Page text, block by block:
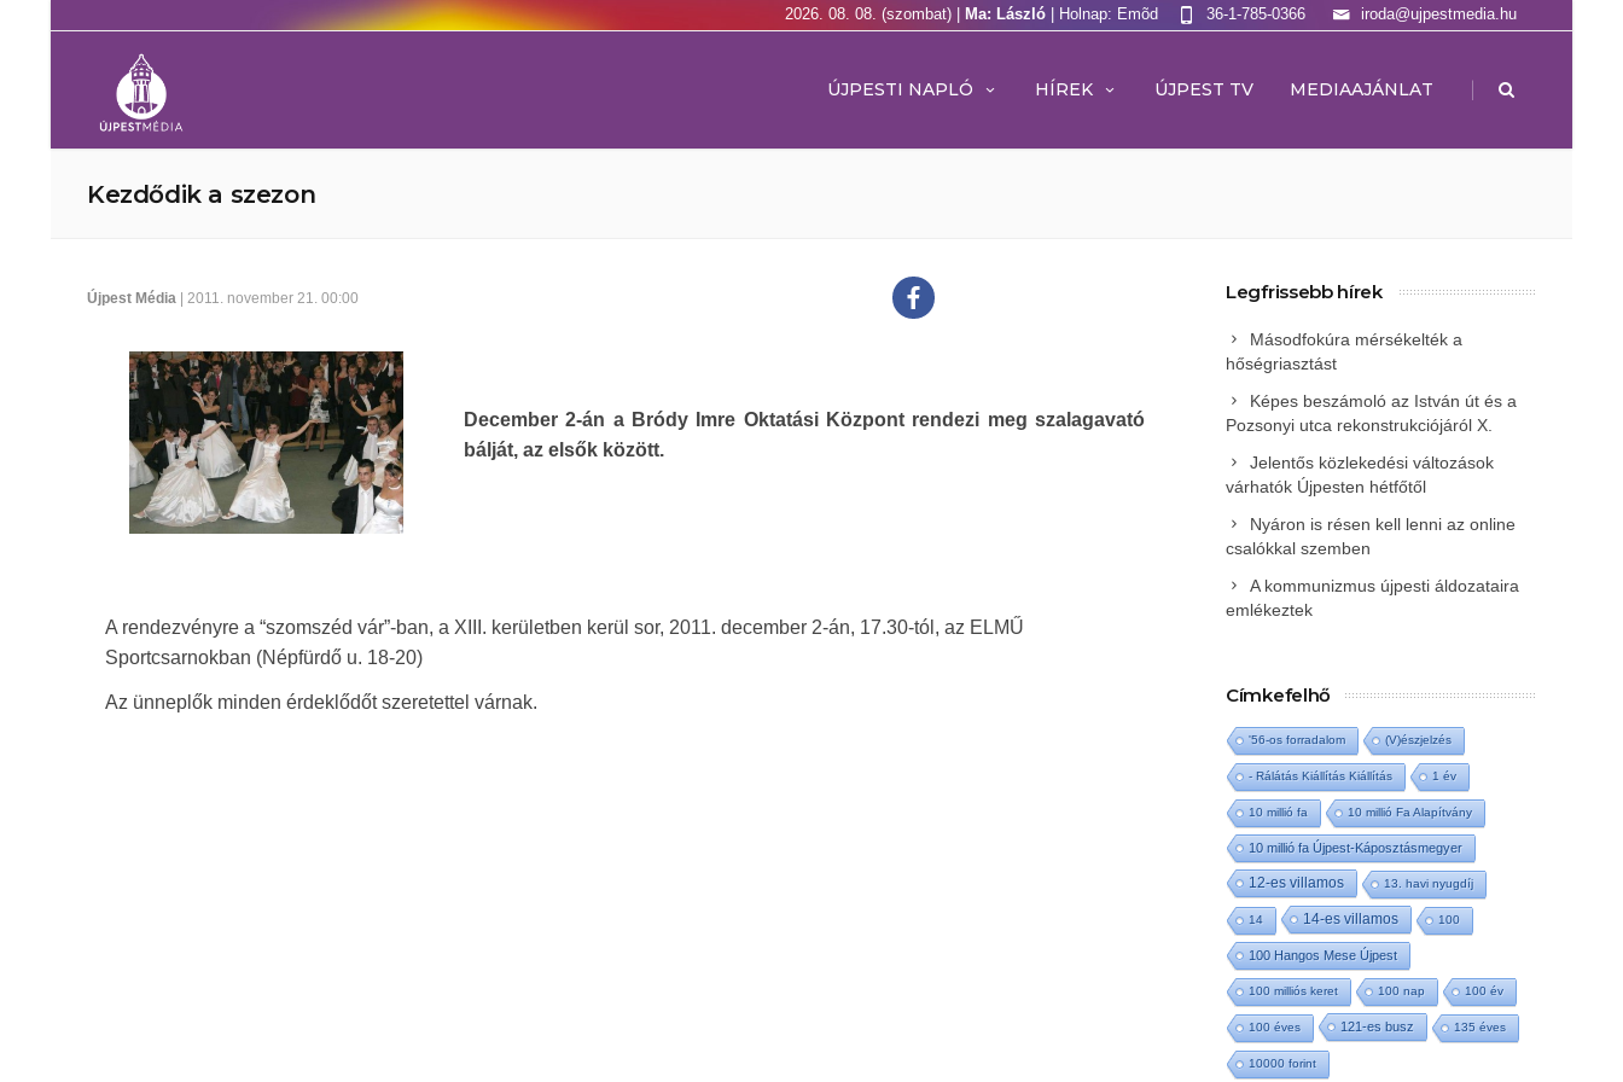
2026. 08. 08. (szombat) | Ma: László | Holnap: Emõd iroda@ujpestmedia.hu
36-1-785-0366
ÚJPESTI NAPLÓ HÍREK ÚJPEST TV MEDIAAJÁNLAT |
Kezdődik a szezon
Újpest Média | 2011. november 21. 00:00
December 2-án a Bródy Imre Oktatási Központ rendezi meg szalagavató
bálját, az elsők között.
A rendezvényre a “szomszéd vár”-ban, a XIII. kerületben kerül sor, 2011. december 2-án, 17.30-tól, az ELMŰ
Sportcsarnokban (Népfürdő u. 18-20)
Az ünneplők minden érdeklődőt szeretettel várnak.
Legfrissebb hírek
Másodfokúra mérsékelték a
hőségriasztást
Képes beszámoló az István út és a
Pozsonyi utca rekonstrukciójáról X.
Jelentős közlekedési változások
várhatók Újpesten hétfőtől
Nyáron is résen kell lenni az online
csalókkal szemben
A kommunizmus újpesti áldozataira
emlékeztek
Címkefelhő
'56-os forradalom (V)észjelzés
- Rálátás Kiállítás Kiállítás 1 év
10 millió fa 10 millió Fa Alapítvány
10 millió fa Újpest-Káposztásmegyer
12-es villamos 13. havi nyugdíj
14 14-es villamos 100
100 Hangos Mese Újpest
100 milliós keret 100 nap 100 év
100 éves 121-es busz 135 éves
10000 forint